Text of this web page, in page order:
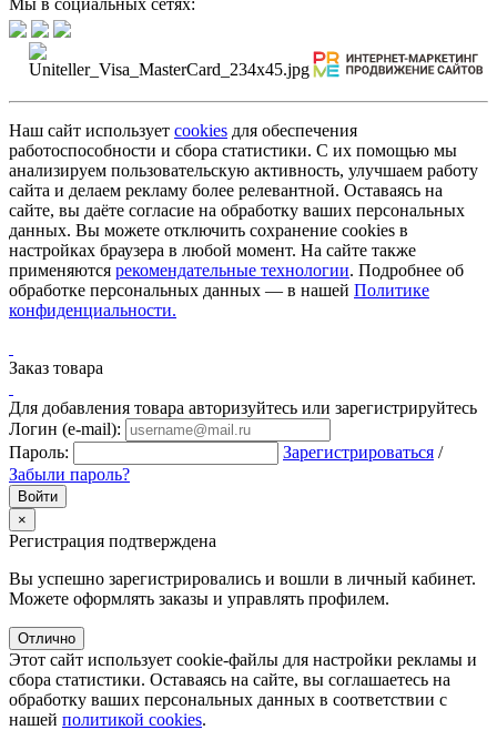
Наш сайт использует cookies для обеспечения
работоспособности и сбора статистики. С их помощью мы
анализируем пользовательскую активность, улучшаем работу
сайта и делаем рекламу более релевантной. Оставаясь на
сайте, вы даёте согласие на обработку ваших персональных
данных. Вы можете отключить сохранение cookies в
настройках браузера в любой момент. На сайте также
применяются рекомендательные технологии. Подробнее об
обработке персональных данных — в нашей Политике
конфиденциальности.
Заказ товара
Для добавления товара авторизуйтесь или зарегистрируйтесь
Логин (e-mail):
Пароль:
Зарегистрироваться /
Забыли пароль?
×
Регистрация подтверждена
Вы успешно зарегистрировались и вошли в личный кабинет.
Можете оформлять заказы и управлять профилем.
Отлично
Этот сайт использует cookie-файлы для настройки рекламы и
сбора статистики. Оставаясь на сайте, вы соглашаетесь на
обработку ваших персональных данных в соответствии с
нашей политикой cookies.